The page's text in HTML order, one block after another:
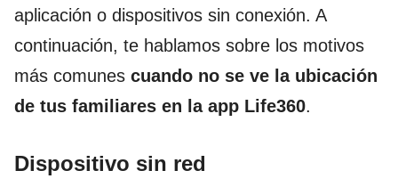
aplicación o dispositivos sin conexión. A
continuación, te hablamos sobre los motivos
más comunes cuando no se ve la ubicación
de tus familiares en la app Life360.
Dispositivo sin red